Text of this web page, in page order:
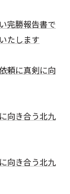
完勝報告書で
たします
頼に真剣に向
向き合う北九
向き合う北九